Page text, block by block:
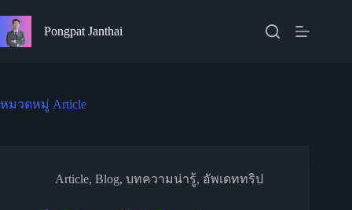
to
content
Pongpat Janthai
หมวดหมู่ Article
Article, Blog, บทความน่ารู้, อัพเดททริป